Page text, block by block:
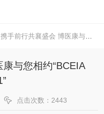
携手前行共襄盛会 博医康与您相约“BCEIA 2021”
与您相约“BCEIA
点击次数：2443